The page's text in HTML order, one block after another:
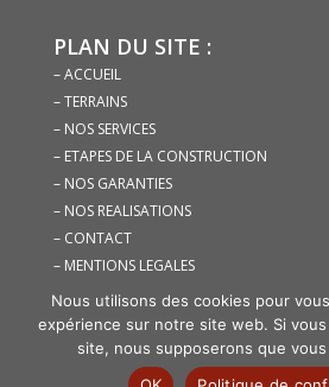
PLAN DU SITE :
– ACCUEIL
– TERRAINS
– NOS SERVICES
– ETAPES DE LA CONSTRUCTION
– NOS GARANTIES
– NOS REALISATIONS
– CONTACT
– MENTIONS LEGALES
– POLITIQUE DE CONFIDENTIALITE
CONNEXION
Nous utilisons des cookies pour
expérience sur notre site web. Si
site, nous supposerons que